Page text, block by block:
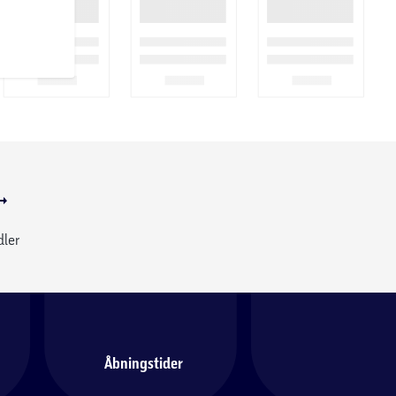
Åbningstider